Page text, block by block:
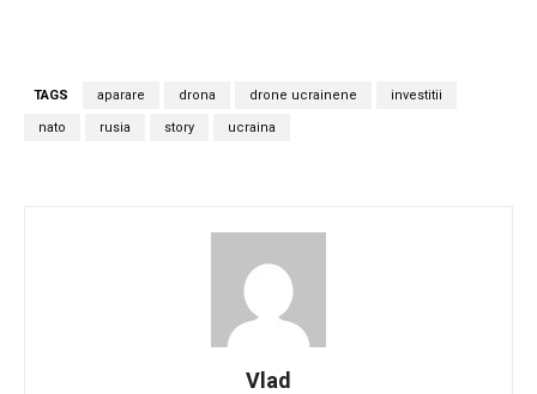
TAGS aparare drona drone ucrainene investitii
nato rusia story ucraina
Vlad